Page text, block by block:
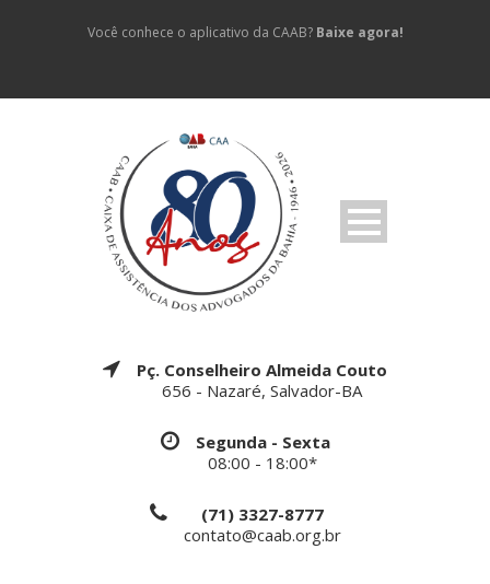
Você conhece o aplicativo da CAAB? Baixe agora!
Pç. Conselheiro Almeida Couto
656 - Nazaré, Salvador-BA
Segunda - Sexta
08:00 - 18:00*
(71) 3327-8777
contato@caab.org.br